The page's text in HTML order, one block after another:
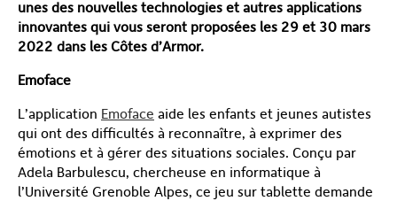
unes des nouvelles technologies et autres applications
innovantes qui vous seront proposées les 29 et 30 mars
2022 dans les Côtes d’Armor.
Emoface
L’application Emoface aide les enfants et jeunes autistes
qui ont des difficultés à reconnaître, à exprimer des
émotions et à gérer des situations sociales. Conçu par
Adela Barbulescu, chercheuse en informatique à
l’Université Grenoble Alpes, ce jeu sur tablette demande